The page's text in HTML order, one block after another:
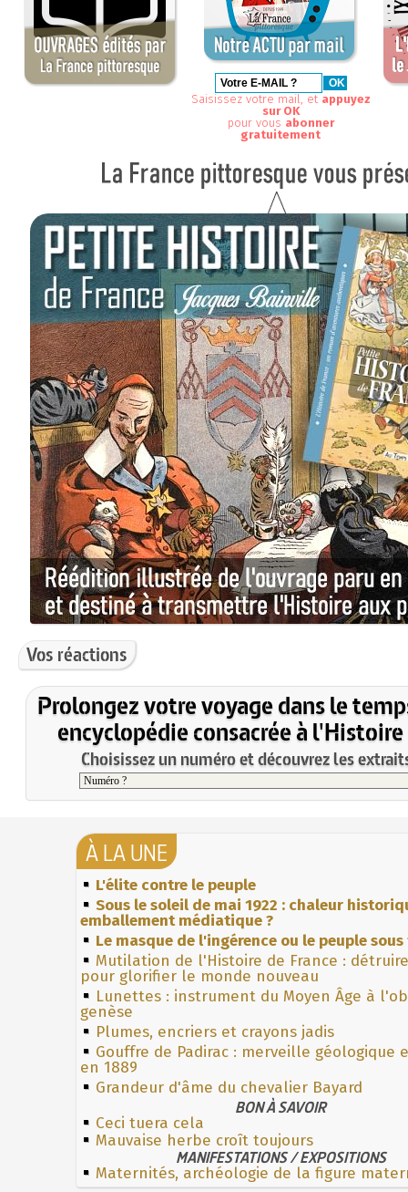
Saisissez votre mail, et appuyez
sur OK
pour vous abonner
gratuitement
Vos réactions
Prolongez votre voyage dans le
encyclopédie consacrée à l'Histoire
Choisissez un numéro et découvrez les
À LA UNE
L'élite contre le peuple
Sous le soleil de mai 1922 : chaleur
emballement médiatique ?
Le masque de l'ingérence ou le peuple
Mutilation de l'Histoire de France :
pour glorifier le monde nouveau
Lunettes : instrument du Moyen Âge à
genèse
Plumes, encriers et crayons jadis
Gouffre de Padirac : merveille géologique
en 1889
Grandeur d'âme du chevalier Bayard
BON À SAVOIR
Ceci tuera cela
Mauvaise herbe croît toujours
MANIFESTATIONS / EXPOSITIONS
Maternités, archéologie de la figure